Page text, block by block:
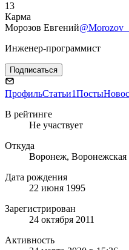
13
Карма
Морозов Евгений
Инженер-программист
Подписаться
ПрофильСтатьи1Посты
В рейтинге
Не участвует
Откуда
Воронеж, Воронежская
Дата рождения
22 июня 1995
Зарегистрирован
24 октября 2011
Активность